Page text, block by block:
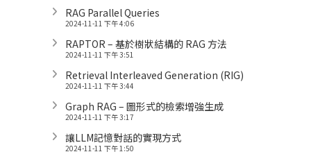
RAG Parallel Queries
2024-11-11 下午 4:06
RAPTOR – 基於樹狀結構的 RAG 方法
2024-11-11 下午 3:51
Retrieval Interleaved Generation (RIG)
2024-11-11 下午 3:44
Graph RAG – 圖形式的檢索增強生成
2024-11-11 下午 3:17
讓LLM記憶對話的實現方式
2024-11-11 下午 1:50